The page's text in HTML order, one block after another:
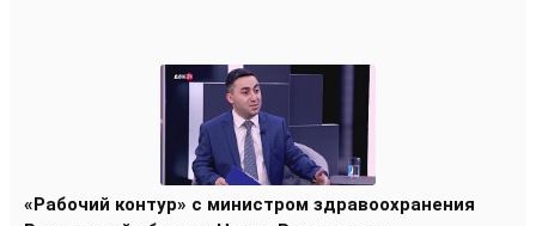
«Рабочий контур» с министром здравоохранения